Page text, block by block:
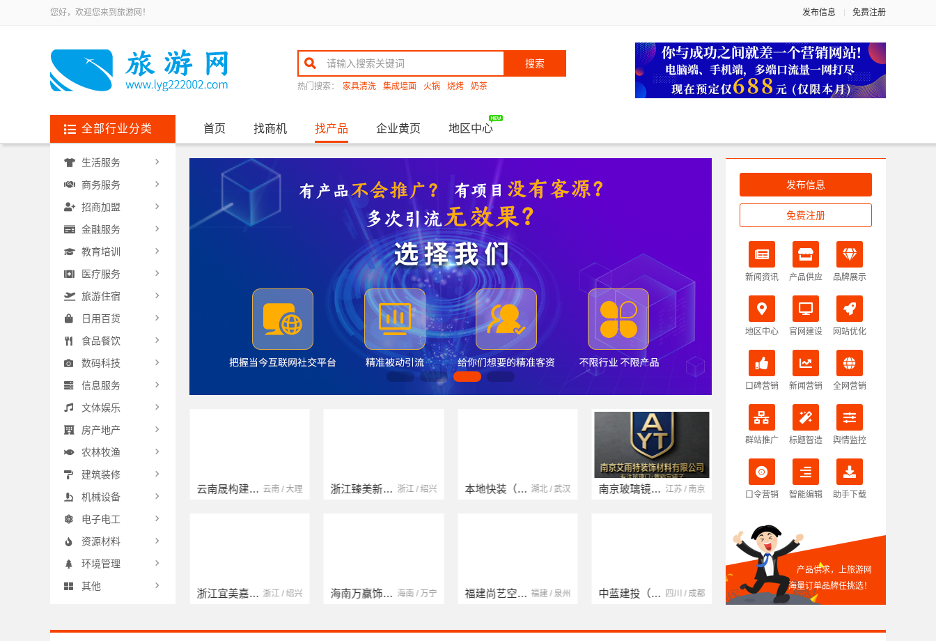
您好，欢迎您来到旅游网！ 发布信息 免费注册
搜索
热门搜索： 家具清洗 集成墙面 火锅 烧烤 奶茶
全部行业分类 首页 找商机 找产品 企业黄页 地区中心
云南晟构建筑建材有限公司 云南 / 大理
浙江宜美嘉装饰工程有限公司 浙江 / 绍兴
浙江臻美新型建材有限公司 浙江 / 绍兴
海南万赢饰家新型建筑材料有限公司 海南 / 万宁
本地快装（湖北）科技有限公司 湖北 / 武汉
福建尚艺空间新材料科技有限公司 福建 / 泉州
南京玻璃镜子加工厂 江苏 / 南京
中蓝建投（北京）建设有限公司四川第一分公司 四川 / 成都
湖北省腾冠畅实业贸易有限公司 湖北 / 武汉
湖南自由家装饰工程有限公司 湖南 / 湘潭
生活服务
商务服务
招商加盟
金融服务
教育培训
医疗服务
旅游住宿
日用百货
食品餐饮
数码科技
信息服务
文体娱乐
房产地产
农林牧渔
建筑装修
机械设备
电子电工
资源材料
环境管理
其他
发布信息
免费注册
新闻资讯 产品供应 品牌展示
地区中心 官网建设 网站优化
口碑营销 新闻营销 全网营销
群站推广 标题智造 舆情监控
口令营销 智能编辑 助手下载
产品供求，上旅游网
海量订单品牌任挑选！